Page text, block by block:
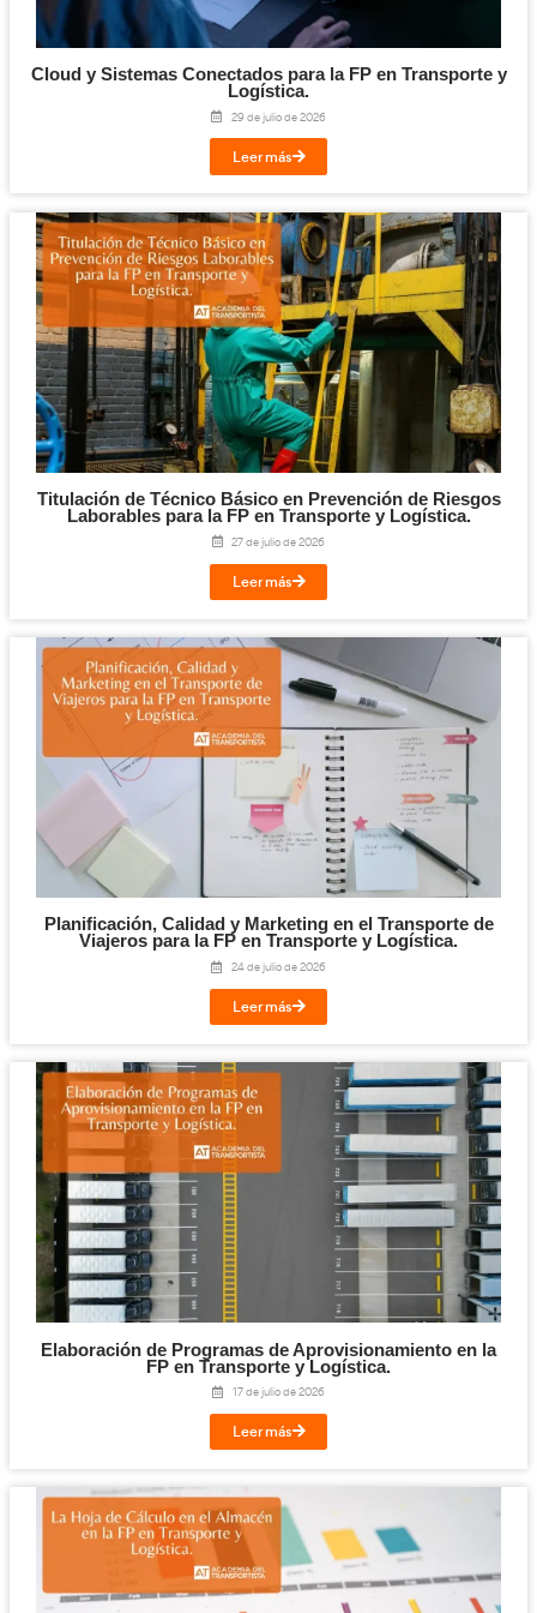
Facebook Twitter
Email Imprimir
Te puede interesar...
Digitalización en los Sectores Productivos
Transporte y Logística.
31 de julio de 2026
Leer más
Competencia Profesional para el
Mercancías y Viajeros: qué es, requisitos y
el examen en 2026
30 de julio de 2026
Leer más